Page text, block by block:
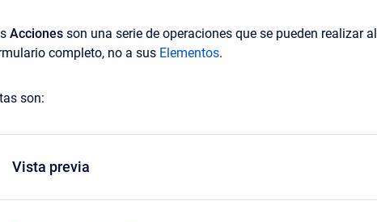
Acciones son una serie de operaciones que se pueden realizar al
completo, no a sus Elementos.
son:
Vista previa